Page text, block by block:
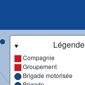
Légende
Compagnie
Groupement
Brigade motorisée